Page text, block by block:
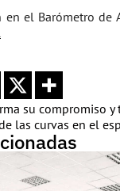
en el Barómetro
su compromiso
las curvas en el